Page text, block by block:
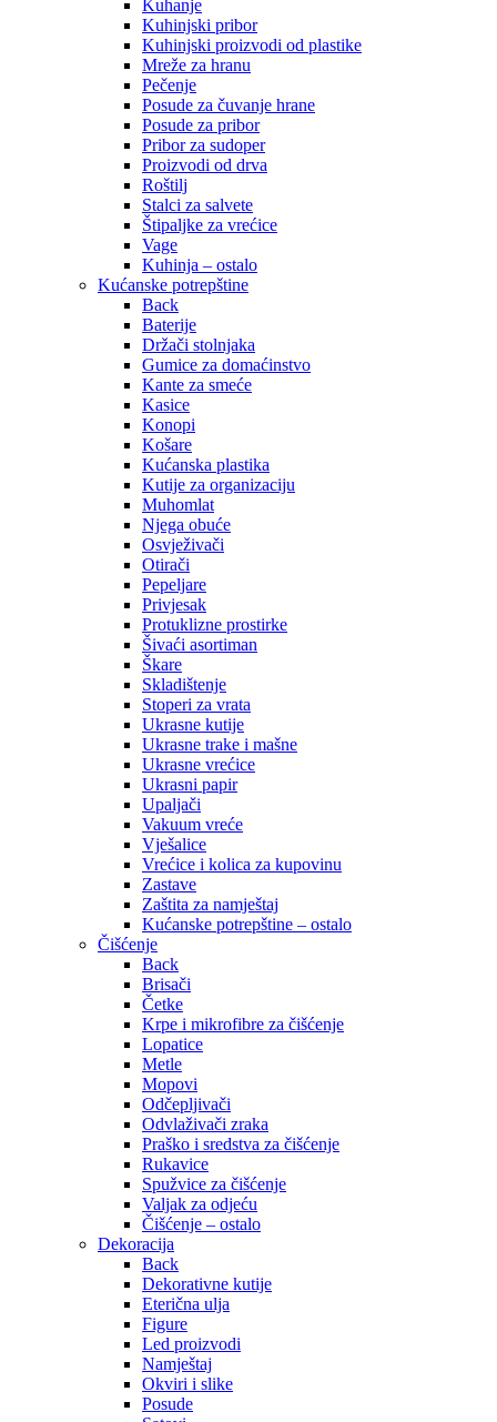
Kuhanje
Kuhinjski pribor
Kuhinjski proizvodi od plastike
Mreže za hranu
Pečenje
Posude za čuvanje hrane
Posude za pribor
Pribor za sudoper
Proizvodi od drva
Roštilj
Stalci za salvete
Štipaljke za vrećice
Vage
Kuhinja – ostalo
Kućanske potrepštine
Back
Baterije
Držači stolnjaka
Gumice za domaćinstvo
Kante za smeće
Kasice
Konopi
Košare
Kućanska plastika
Kutije za organizaciju
Muhomlat
Njega obuće
Osvježivači
Otirači
Pepeljare
Privjesak
Protuklizne prostirke
Šivaći asortiman
Škare
Skladištenje
Stoperi za vrata
Ukrasne kutije
Ukrasne trake i mašne
Ukrasne vrećice
Ukrasni papir
Upaljači
Vakuum vreće
Vješalice
Vrećice i kolica za kupovinu
Zastave
Zaštita za namještaj
Kućanske potrepštine – ostalo
Čišćenje
Back
Brisači
Četke
Krpe i mikrofibre za čišćenje
Lopatice
Metle
Mopovi
Odčepljivači
Odvlaživači zraka
Praško i sredstva za čišćenje
Rukavice
Spužvice za čišćenje
Valjak za odjeću
Čišćenje – ostalo
Dekoracija
Back
Dekorativne kutije
Eterična ulja
Figure
Led proizvodi
Namještaj
Okviri i slike
Posude